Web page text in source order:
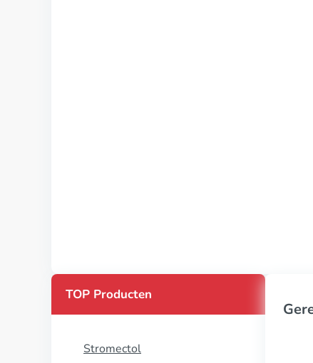
TOP Producten
Stromectol